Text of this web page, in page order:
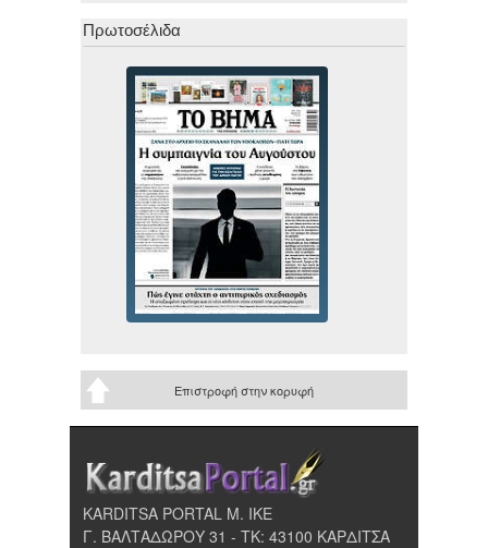
Πρωτοσέλιδα
Επιστροφή στην κορυφή
KARDITSA PORTAL Μ. ΙΚΕ
Γ. ΒΑΛΤΑΔΩΡΟΥ 31 - ΤΚ: 43100 ΚΑΡΔΙΤΣΑ